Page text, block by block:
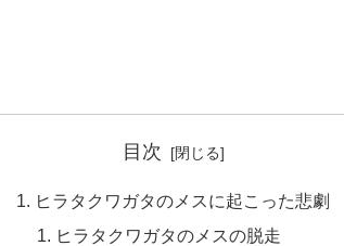
目次
ヒラタクワガタのメスに起こった悲劇
ヒラタクワガタのメスの脱走